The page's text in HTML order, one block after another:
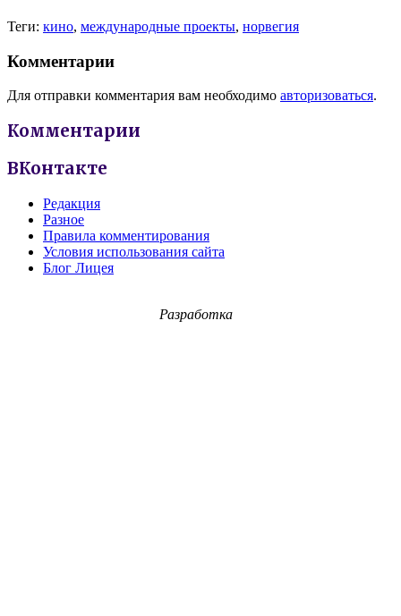
Теги: кино, международные проекты, норвегия
Комментарии
Для отправки комментария вам необходимо авторизоваться.
Комментарии
ВКонтакте
Редакция
Разное
Правила комментирования
Условия использования сайта
Блог Лицея
Разработка